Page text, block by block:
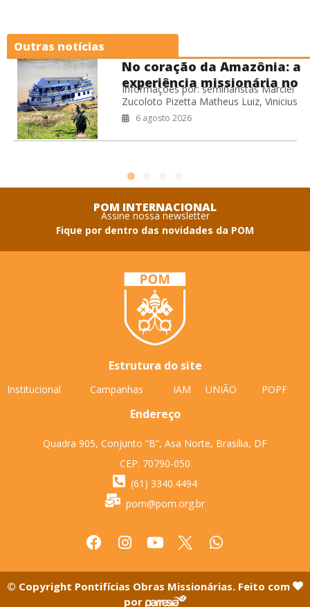
Outras notícias
No coração da Amazônia: a
experiência missionária no
Barco Hospital Laguna
Negra
Informações por: seminaristas Marciel
Zucoloto Pizetta Matheus Luiz, Vinicius
Leite de Oliveira Willian Miranda Cardoso
Durante o período de férias do
seminário, os seminaristas
6 agosto 2026
POM INTERNACIONAL
Assine nossa newsletter
Fique por dentro das novidades da POM
Estrutura do site
Institucional Campanhas IAM UNIÃO POPF
Endereço
Quadra 905, Conjunto “B”, Asa Norte, Brasília, DF
CEP: 70790-050
(61) 3340.4494
pom@pom.org.br
© Copyright Pontifícias Obras Missionárias. Feito com
por